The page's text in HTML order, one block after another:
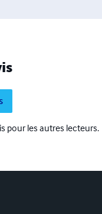
pour les autres lecteurs.